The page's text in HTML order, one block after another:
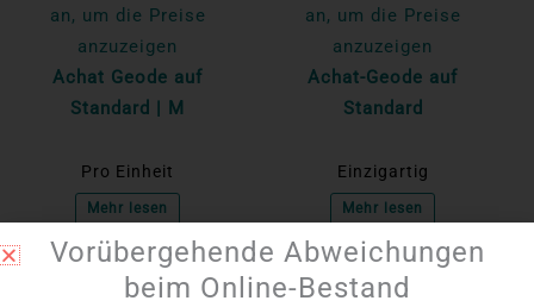
an, um die Preise
anzuzeigen
Achat Geode auf
Standard | M
Pro Einheit
Mehr lesen
an, um die Preise
anzuzeigen
Achat-Geode auf
Standard
Einzigartig
Mehr lesen
Vorübergehende Abweichungen
beim Online-Bestand